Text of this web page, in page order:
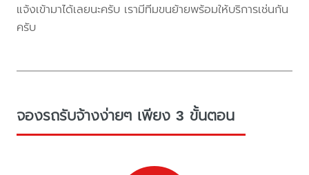
แจ้งเข้ามาได้เลยนะครับ เรามีทีมขนย้ายพร้อมให้บริการเช่นกัน
ครับ
จองรถรับจ้างง่ายๆ เพียง 3 ขั้นตอน